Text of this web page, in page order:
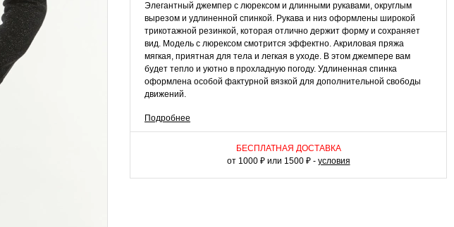
Элегантный джемпер с люрексом и длинными рукавами, округлым
вырезом и удлиненной спинкой. Рукава и низ оформлены широкой
трикотажной резинкой, которая отлично держит форму и сохраняет
вид. Модель с люрексом смотрится эффектно. Акриловая пряжа
мягкая, приятная для тела и легкая в уходе. В этом джемпере вам
будет тепло и уютно в прохладную погоду. Удлиненная спинка
оформлена особой фактурной вязкой для дополнительной свободы
движений.
КАК НОСИТЬ
Эффектный джемпер с люрексом – прекрасный вариант для
особенных выходов в свет в прохладную погоду. В нем можно пойти в
кино, встретиться с друзьями в уютном кафе или просто прогуляться
Подробнее
БЕСПЛАТНАЯ ДОСТАВКА
от 1000 ₽ или 1500 ₽ - условия